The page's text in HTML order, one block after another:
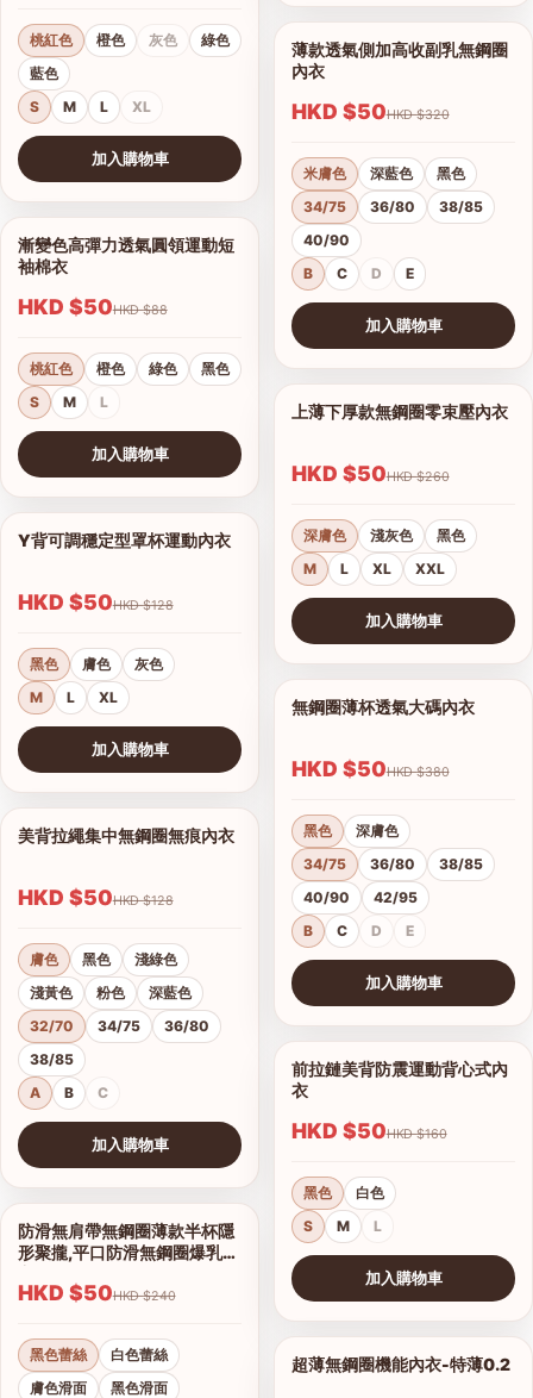
桃紅色 橙色 灰色
綠色
藍色
S
M L XL
加入購物車
1/15
查看圖片
漸變色高彈力透氣圓領運動短
袖棉衣
HKD $50 HKD $88
桃紅色 橙色 綠色
黑色
S
M L
加入購物車
1/6
查看圖片
Y背可調穩定型罩杯運動內衣
HKD $50 HKD $128
黑色 膚色
灰色
M
L XL
加入購物車
1/7
查看圖片
美背拉繩集中無鋼圈無痕內衣
HKD $50 HKD $128
膚色 黑色
淺綠色
淺黃色
粉色
深藍色
32/70
34/75
36/80
38/85
A
B C
加入購物車
1/16
查看圖片
防滑無肩帶無鋼圈薄款半杯隱
形聚攏,平口防滑無鋼圈爆乳內
HKD $50 HKD $240
黑色蕾絲
白色蕾絲
膚色滑面
黑色滑面
1/17
薄款透氣側加高收副乳無鋼圈
內衣
HKD $50 HKD $320
米膚色 深藍色
黑色
34/75
36/80
38/85
40/90
B
C D E
加入購物車
1/12
查看圖片
上薄下厚款無鋼圈零束壓內衣
HKD $50 HKD $260
深膚色 淺灰色
黑色
M
L XL XXL
加入購物車
查看圖片
無鋼圈薄杯透氣大碼內衣
HKD $50 HKD $380
黑色
深膚色
34/75
36/80
38/85
40/90
42/95
B
C D E
加入購物車
1/7
查看圖片
前拉鏈美背防震運動背心式內
衣
HKD $50 HKD $160
黑色
白色
S
M L
加入購物車
1/21
查看圖片
超薄無鋼圈機能內衣-特薄0.2
English